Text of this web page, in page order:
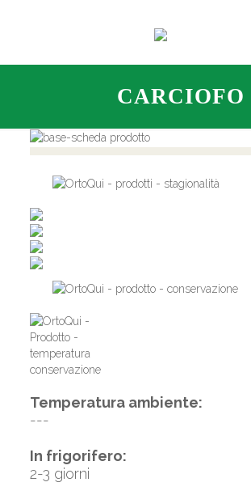
CARCIOFO
Temperatura ambiente:
---
In frigorifero:
2-3 giorni